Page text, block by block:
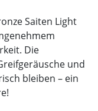
Saiten Light
Die
und
bleiben – ein